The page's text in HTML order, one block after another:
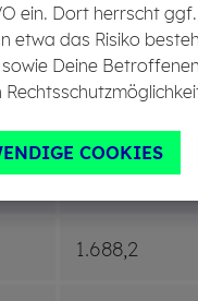
ein. Dort herrscht
etwa das Risiko
Deine
COOKIES
1.454,3
1.568,3
1.688,2